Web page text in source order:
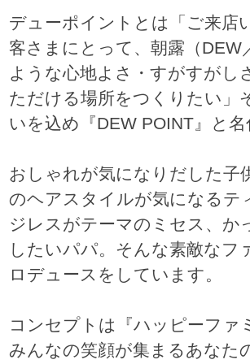
デューポイントとは「ご来店
客さまにとって、朝露（DEW
ような心地よさ・すがすがし
ただける場所をつくりたい」
いを込め『DEW POINT』と名
おしゃれが気になりだした子
のヘアスタイルが気になるテ
ジレスがテーマのミセス、か
したいパパ。そんな素敵なフ
ロデュースをしています。
コンセプトは『ハッピーファ
みんなの笑顔が集まるあなた